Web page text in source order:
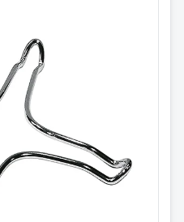
Kryss til gasskoketopper